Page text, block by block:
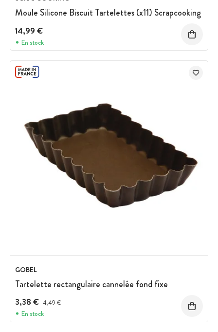
Moule Silicone Biscuit Tartelettes (x11) Scrapcooking
14,99 €
En stock
GOBEL
Tartelette rectangulaire cannelée fond fixe
3,38 € Prix avant réduction :
4,49 €
En stock